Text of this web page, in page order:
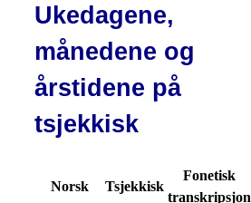
Ukedagene,
månedene og
årstidene på
tsjekkisk
Norsk Tsjekkisk
Fonetisk
transkripsjon